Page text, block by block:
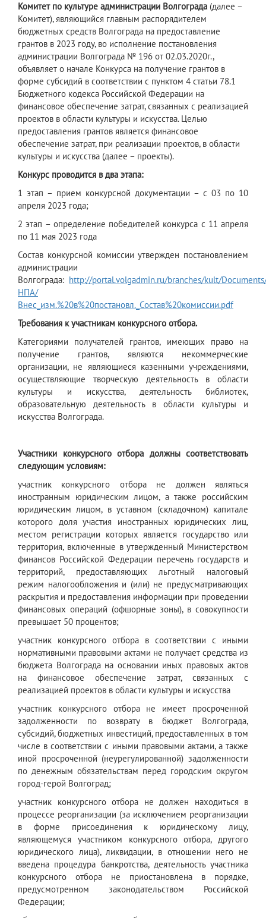
Комитет по культуре администрации Волгограда (далее –
Комитет), являющийся главным распорядителем
бюджетных средств Волгограда на предоставление
грантов в 2023 году, во исполнение постановления
администрации Волгограда № 196 от 02.03.2020г.,
объявляет о начале Конкурса на получение грантов в
форме субсидий в соответствии с пунктом 4 статьи 78.1
Бюджетного кодекса Российской Федерации на
финансовое обеспечение затрат, связанных с реализацией
проектов в области культуры и искусства. Целью
предоставления грантов является финансовое
обеспечение затрат, при реализации проектов, в области
культуры и искусства (далее – проекты).
Конкурс проводится в два этапа:
1 этап – прием конкурсной документации – с 03 по 10
апреля 2023 года;
2 этап – определение победителей конкурса с 11 апреля
по 11 мая 2023 года
Состав конкурсной комиссии утвержден постановлением
администрации
Волгограда: http://portal.volgadmin.ru/branches/kult/
НПА/
Внес_изм.%20в%20постановл._Состав%20комиссии.pdf
Требования к участникам конкурсного отбора.
Категориями получателей грантов, имеющих право на
получение грантов, являются некоммерческие
организации, не являющиеся казенными учреждениями,
осуществляющие творческую деятельность в области
культуры и искусства, деятельность библиотек,
образовательную деятельность в области культуры и
искусства Волгограда.
Участники конкурсного отбора должны соответствовать
следующим условиям:
участник конкурсного отбора не должен являться
иностранным юридическим лицом, а также российским
юридическим лицом, в уставном (складочном) капитале
которого доля участия иностранных юридических лиц,
местом регистрации которых является государство или
территория, включенные в утвержденный Министерством
финансов Российской Федерации перечень государств и
территорий, предоставляющих льготный налоговый
режим налогообложения и (или) не предусматривающих
раскрытия и предоставления информации при проведении
финансовых операций (офшорные зоны), в совокупности
превышает 50 процентов;
участник конкурсного отбора в соответствии с иными
нормативными правовыми актами не получает средства из
бюджета Волгограда на основании иных правовых актов
на финансовое обеспечение затрат, связанных с
реализацией проектов в области культуры и искусства
участник конкурсного отбора не имеет просроченной
задолженности по возврату в бюджет Волгограда,
субсидий, бюджетных инвестиций, предоставленных в том
числе в соответствии с иными правовыми актами, а также
иной просроченной (неурегулированной) задолженности
по денежным обязательствам перед городским округом
город-герой Волгоград;
участник конкурсного отбора не должен находиться в
процессе реорганизации (за исключением реорганизации
в форме присоединения к юридическому лицу,
являющемуся участником конкурсного отбора, другого
юридического лица), ликвидации, в отношении него не
введена процедура банкротства, деятельность участника
конкурсного отбора не приостановлена в порядке,
предусмотренном законодательством Российской
Федерации;